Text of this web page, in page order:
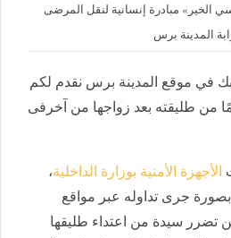
الخير» مبادرة إنسانية لنقل المرضى
المدينة برس
بك في موقع المدينة برس نقدم لكم
من طليقته بعد زواجها من آخرفى
الأجهزة الأمنية بوزارة الداخلية،
جرى تداوله عبر مواقع
تضرر سيدة من اعتداء طليقها